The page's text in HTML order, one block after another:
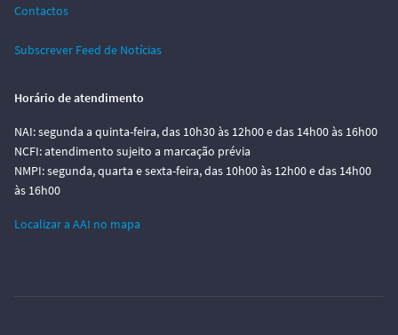
Contactos
Subscrever Feed de Notícias
Horário de atendimento
NAI: segunda a quinta-feira, das 10h30 às 12h00 e das 14h00 às 16h00
NCFI: atendimento sujeito a marcação prévia
NMPI: segunda, quarta e sexta-feira, das 10h00 às 12h00 e das 14h00
às 16h00
Localizar a AAI no mapa